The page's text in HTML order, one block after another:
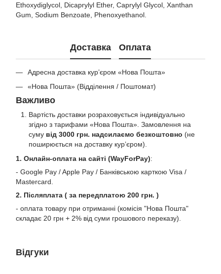
Ethoxydiglycol, Dicaprylyl Ether, Caprylyl Glycol, Xanthan
Gum, Sodium Benzoate, Phenoxyethanol.
Доставка Оплата
Адресна доставка кур’єром «Нова Пошта»
«Нова Пошта» (Відділення / Поштомат)
Важливо
Вартість доставки розраховується індивідуально
згідно з тарифами «Нова Пошта». Замовлення на
суму від 3000 грн. надсилаємо безкоштовно (не
поширюється на доставку курʼєром).
1. Онлайн-оплата на сайті (WayForPay):
- Google Pay / Apple Pay / Банківською карткою Visa /
Mastercard.
2. Післяплата ( за передплатою 200 грн. )
- оплата товару при отриманні (комісія "Нова Пошта"
складає 20 грн + 2% від суми грошового переказу).
Відгуки